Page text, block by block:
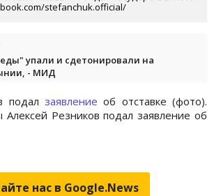
stefanchuk.official/
упали и сдетонировали на
- МИД
подал заявление об отставке (фото).
Резников подал заявление об
нас в Google.News